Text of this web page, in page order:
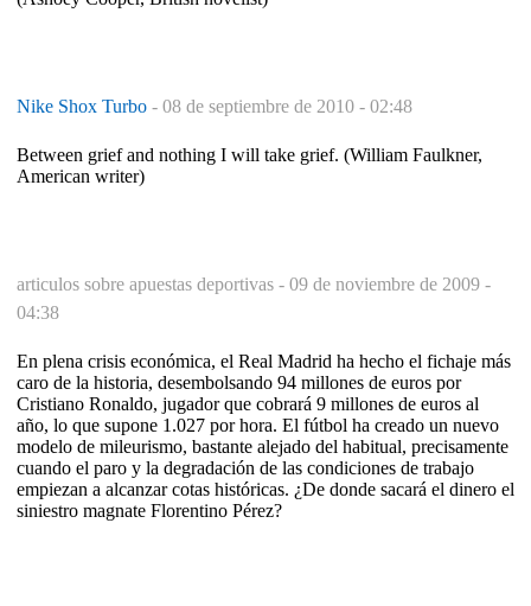
Nike Shox Turbo - 08 de septiembre de 2010 - 02:48
Between grief and nothing I will take grief. (William Faulkner,
American writer)
articulos sobre apuestas deportivas - 09 de noviembre de 2009 -
04:38
En plena crisis económica, el Real Madrid ha hecho el fichaje más
caro de la historia, desembolsando 94 millones de euros por
Cristiano Ronaldo, jugador que cobrará 9 millones de euros al
año, lo que supone 1.027 por hora. El fútbol ha creado un nuevo
modelo de mileurismo, bastante alejado del habitual, precisamente
cuando el paro y la degradación de las condiciones de trabajo
empiezan a alcanzar cotas históricas. ¿De donde sacará el dinero el
siniestro magnate Florentino Pérez?